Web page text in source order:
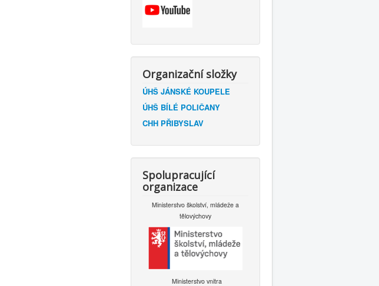
Organizační složky
ÚHŠ JÁNSKÉ KOUPELE
ÚHŠ BÍLÉ POLIČANY
CHH PŘIBYSLAV
Spolupracující
organizace
Ministerstvo školství, mládeže a
tělovýchovy
Ministerstvo vnitra